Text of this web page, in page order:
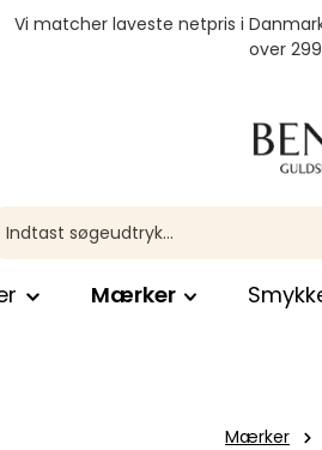
Vi matcher laveste netpris i
over
Mærker
Mærker